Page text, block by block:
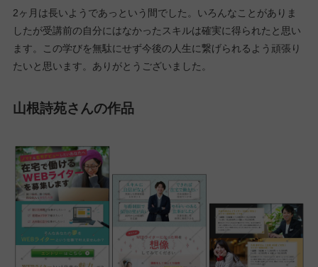
間で課題に取り組むため、自分の精神面も今よりレベルアップで
きるきっかけになるかもしれません。私自身、まだ一歩進めただ
けに過ぎません。でも、受講しなかった自分と比較したら確実に
前進していると思います。ほんの少しでも自信に繋げたいと考え
あればどうぞ。
最後まで支えてくれた全ての方達に いろんな場面でくじけたそう
になった時支えてくれたことを 感謝したいと思います。
⑥最後になにかメッセージがあればどうぞ。